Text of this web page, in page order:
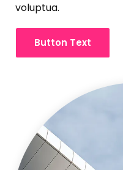
voluptua.
Button Text